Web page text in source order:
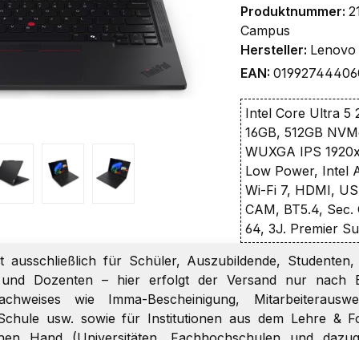
Produktnummer:
Campus
Hersteller: Lenovo
EAN:
Intel Core Ultra 5
16GB, 512GB
WUXGA IPS
Low Power, Intel
Wi-Fi 7, HDMI,
CAM, BT5.4, Sec.
64, 3J. Premier
ausschließlich für Schüler, Auszubildende, Studenten,
Dozenten – hier erfolgt der Versand nur nach
wie Imma-Bescheinigung,
usw. sowie für Institutionen aus dem Lehre &